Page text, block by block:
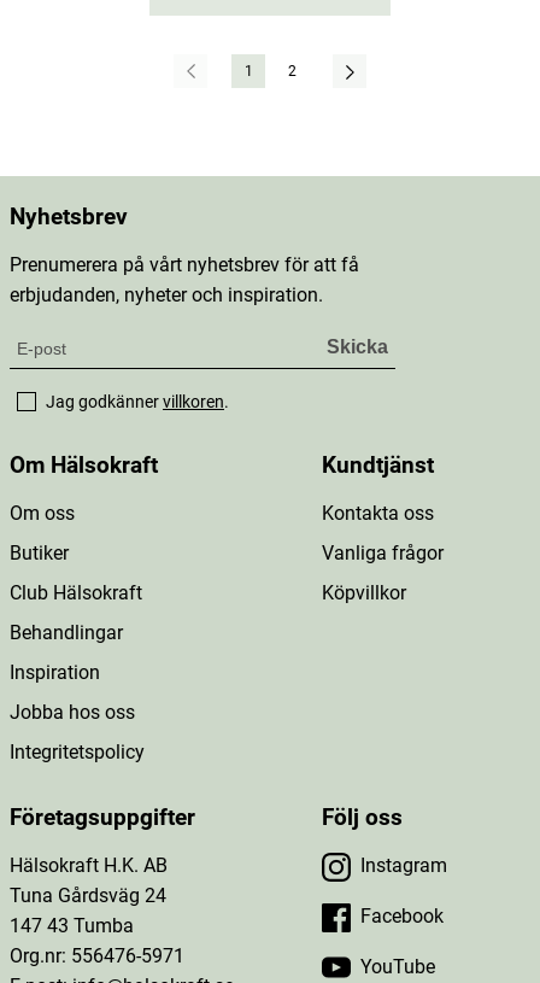
1 2
Nyhetsbrev
Prenumerera på vårt nyhetsbrev för att få
erbjudanden, nyheter och inspiration.
Jag godkännervillkoren.
Om Hälsokraft
Om oss
Butiker
Club Hälsokraft
Behandlingar
Inspiration
Jobba hos oss
Integritetspolicy
Kundtjänst
Kontakta oss
Vanliga frågor
Köpvillkor
Företagsuppgifter
Hälsokraft H.K. AB
Tuna Gårdsväg 24
147 43 Tumba
Org.nr: 556476-5971
Följ oss
Instagram
Facebook
YouTube